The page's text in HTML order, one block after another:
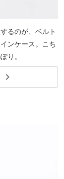
るのが、ベルト
ンケース。こち
り。
keyboard_arrow_right